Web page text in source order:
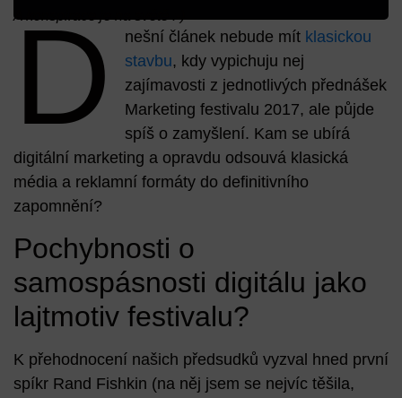
A konspirace je na světě :-)
D nešní článek nebude mít klasickou
stavbu, kdy vypichuju nej
zajímavosti z jednotlivých přednášek
Marketing festivalu 2017, ale půjde
spíš o zamyšlení. Kam se ubírá
digitální marketing a opravdu odsouvá klasická
média a reklamní formáty do definitivního
zapomnění?
Pochybnosti o
samospásnosti digitálu jako
lajtmotiv festivalu?
K přehodnocení našich předsudků vyzval hned první
spíkr Rand Fishkin (na něj jsem se nejvíc těšila,